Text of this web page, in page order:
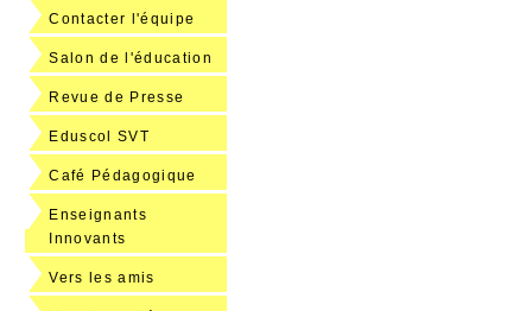
Contacter l'équipe
Salon de l'éducation
Revue de Presse
Eduscol SVT
Café Pédagogique
Enseignants
Innovants
Vers les amis